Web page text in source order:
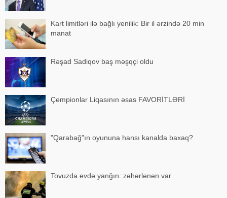
Kart limitləri ilə bağlı yenilik: Bir il ərzində 20 min
manat
Rəşad Sadiqov baş məşqçi oldu
Çempionlar Liqasının əsas FAVORİTLƏRİ
"Qarabağ"ın oyununa hansı kanalda baxaq?
Tovuzda evdə yanğın: zəhərlənən var